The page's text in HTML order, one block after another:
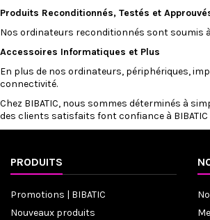
Produits Reconditionnés, Testés et
Nos ordinateurs reconditionnés sont soumis
Accessoires Informatiques et Plus
En plus de nos ordinateurs, périphériques,
connectivité.
Chez BIBATIC, nous sommes déterminés à
des clients satisfaits font confiance à
PRODUITS
Promotions | BIBATIC
Nouveaux produits